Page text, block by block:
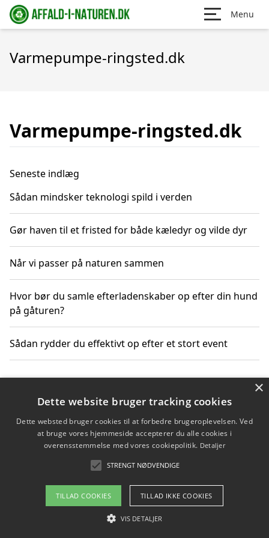
Menu
Varmepumpe-ringsted.dk
Varmepumpe-ringsted.dk
Seneste indlæg
Sådan mindsker teknologi spild i verden
Gør haven til et fristed for både kæledyr og vilde dyr
Når vi passer på naturen sammen
Hvor bør du samle efterladenskaber op efter din hund
på gåturen?
Sådan rydder du effektivt op efter et stort event
Copyright 2026 - Pilanto Aps
Om / kontakt
Blog Betingelser
×
Dette website bruger tracking cookies
Dette websted bruger cookies til at forbedre brugeroplevelsen. Ved
at bruge vores hjemmeside accepterer du alle cookies i
overensstemmelse med vores cookiepolitik. Detaljer
STRENGT NØDVENDIGE
TILLAD COOKIES TILLAD IKKE COOKIES
VIS DETALJER